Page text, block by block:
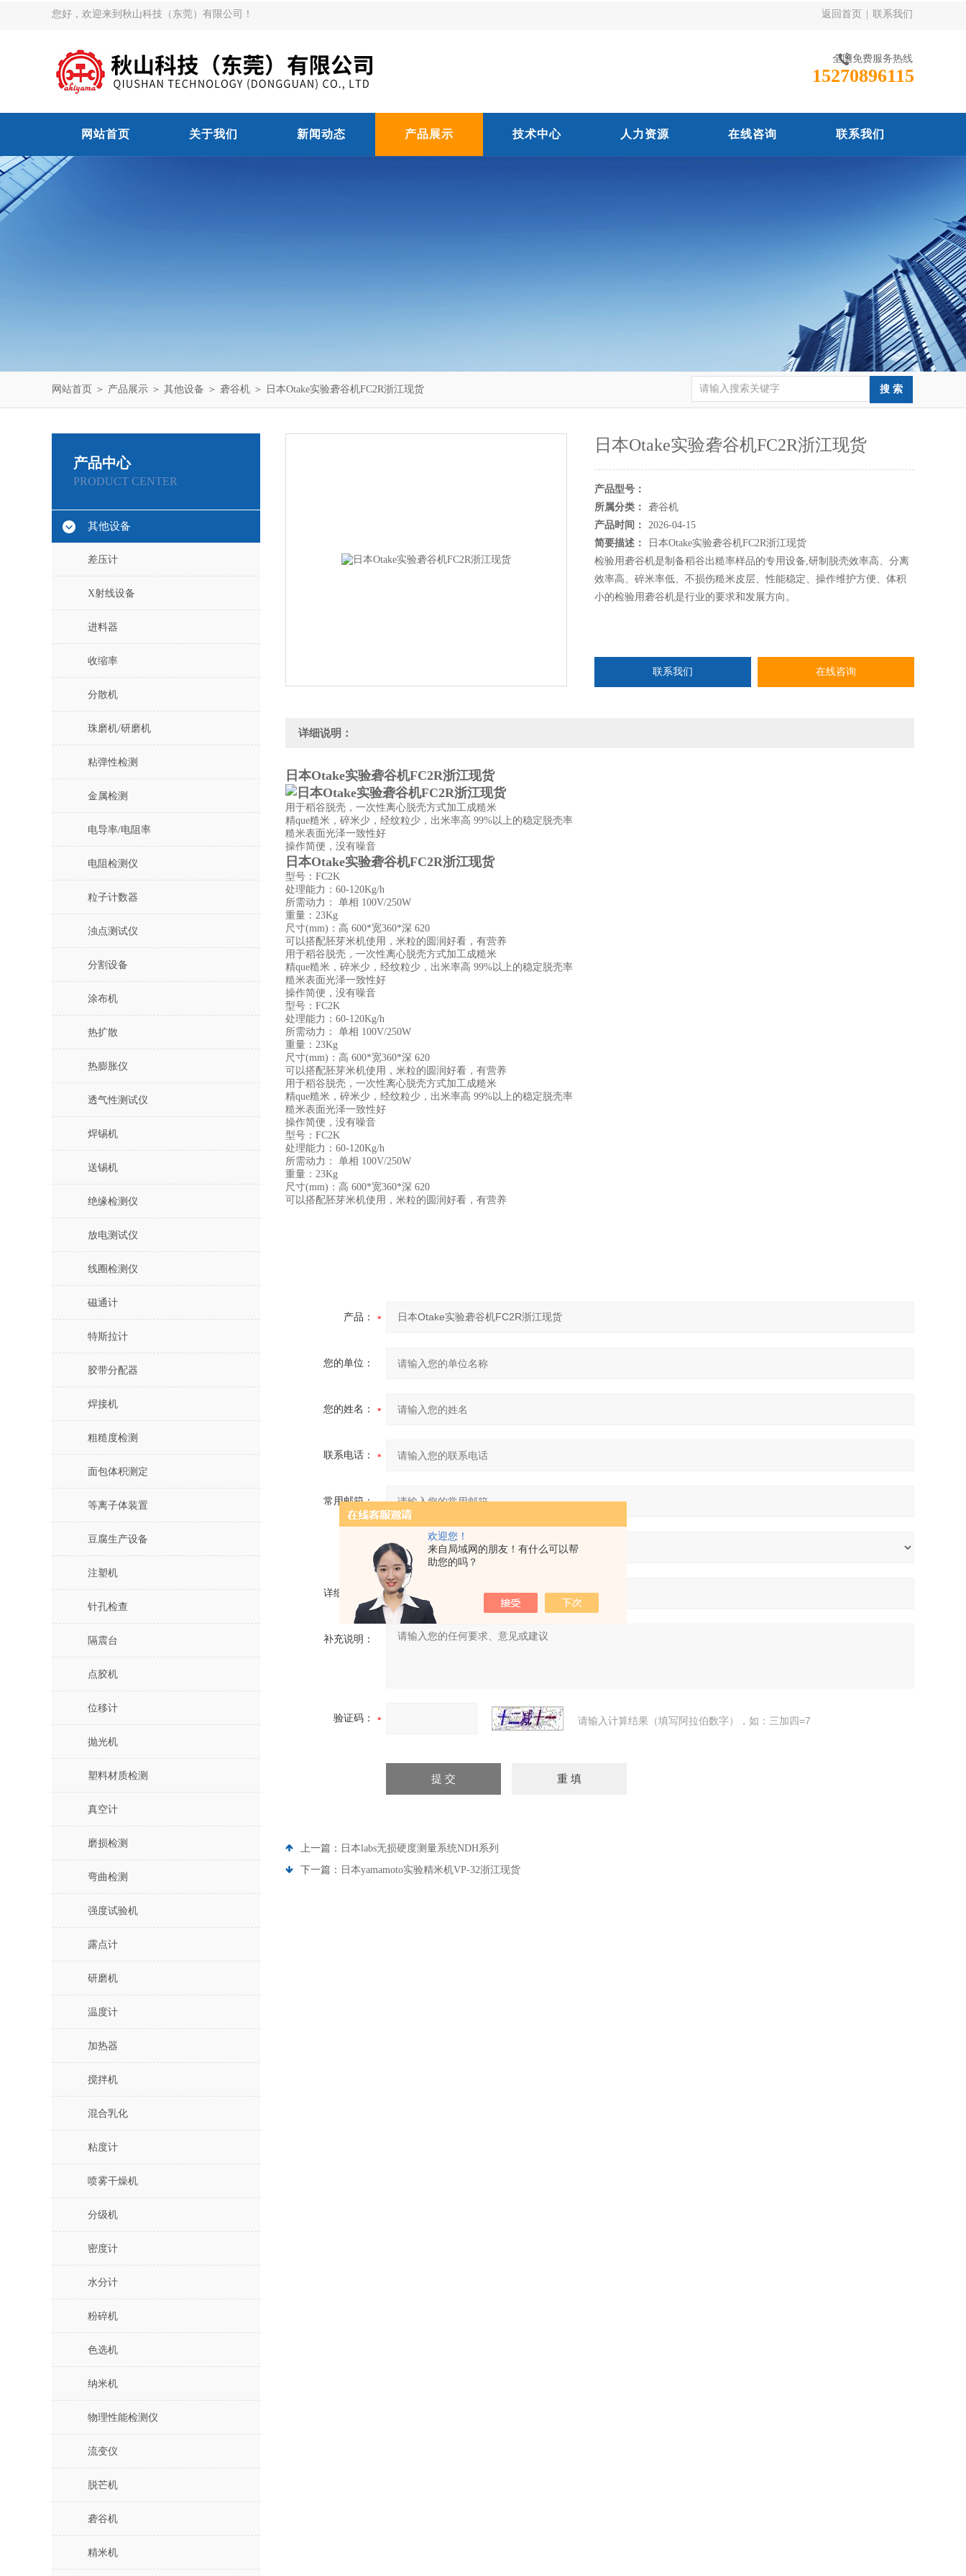
欢迎您！
来自局域网的朋友！有什么可以帮
助您的吗？
您好，欢迎来到秋山科技（东莞）有限公司！ 返回首页 联系我们
全国免费服务热线
15270896115
网站首页 关于我们 新闻动态 产品展示 技术中心 人力资源 在线咨询 联系我们
网站首页 ＞ 产品展示 ＞ 其他设备 ＞ 砻谷机 ＞ 日本Otake实验砻谷机FC2R浙江现货
产品中心
PRODUCT CENTER
其他设备
差压计
X射线设备
进料器
收缩率
分散机
珠磨机/研磨机
粘弹性检测
金属检测
电导率/电阻率
电阻检测仪
粒子计数器
浊点测试仪
分割设备
涂布机
热扩散
热膨胀仪
透气性测试仪
焊锡机
送锡机
绝缘检测仪
放电测试仪
线圈检测仪
磁通计
特斯拉计
胶带分配器
焊接机
粗糙度检测
面包体积测定
等离子体装置
豆腐生产设备
注塑机
针孔检查
隔震台
点胶机
位移计
抛光机
塑料材质检测
真空计
磨损检测
弯曲检测
强度试验机
露点计
研磨机
温度计
加热器
搅拌机
混合乳化
粘度计
喷雾干燥机
分级机
密度计
水分计
粉碎机
色选机
纳米机
物理性能检测仪
流变仪
脱芒机
砻谷机
精米机
日本Otake实验砻谷机FC2R浙江现货
产品型号：
所属分类：
砻谷机
产品时间：
2026-04-15
简要描述：
日本Otake实验砻谷机FC2R浙江现货
检验用砻谷机是制备稻谷出糙率样品的专用设备,研制脱壳效率高、分离
效率高、碎米率低、不损伤糙米皮层、性能稳定、操作维护方便、体积
小的检验用砻谷机是行业的要求和发展方向。
联系我们 在线咨询
详细说明：
日本Otake实验砻谷机FC2R浙江现货
用于稻谷脱壳，一次性离心脱壳方式加工成糙米
精que糙米，碎米少，经纹粒少，出米率高 99%以上的稳定脱壳率
糙米表面光泽一致性好
操作简便，没有噪音
日本Otake实验砻谷机FC2R浙江现货
型号：FC2K
处理能力：60-120Kg/h
所需动力： 单相 100V/250W
重量：23Kg
尺寸(mm)：高 600*宽360*深 620
可以搭配胚芽米机使用，米粒的圆润好看，有营养
用于稻谷脱壳，一次性离心脱壳方式加工成糙米
精que糙米，碎米少，经纹粒少，出米率高 99%以上的稳定脱壳率
糙米表面光泽一致性好
操作简便，没有噪音
型号：FC2K
处理能力：60-120Kg/h
所需动力： 单相 100V/250W
重量：23Kg
尺寸(mm)：高 600*宽360*深 620
可以搭配胚芽米机使用，米粒的圆润好看，有营养
用于稻谷脱壳，一次性离心脱壳方式加工成糙米
精que糙米，碎米少，经纹粒少，出米率高 99%以上的稳定脱壳率
糙米表面光泽一致性好
操作简便，没有噪音
型号：FC2K
处理能力：60-120Kg/h
所需动力： 单相 100V/250W
重量：23Kg
尺寸(mm)：高 600*宽360*深 620
可以搭配胚芽米机使用，米粒的圆润好看，有营养
产品：
您的单位：
您的姓名：
联系电话：
常用邮箱：
详细地址：
补充说明：
验证码： 请输入计算结果（填写阿拉伯数字），如：三加四=7
上一篇： 日本labs无损硬度测量系统NDH系列
下一篇： 日本yamamoto实验精米机VP-32浙江现货